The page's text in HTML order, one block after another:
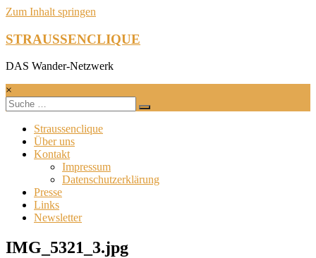
Zum Inhalt springen
STRAUSSENCLIQUE
DAS Wander-Netzwerk
×
Straussenclique
Über uns
Kontakt
Impressum
Datenschutzerklärung
Presse
Links
Newsletter
IMG_5321_3.jpg